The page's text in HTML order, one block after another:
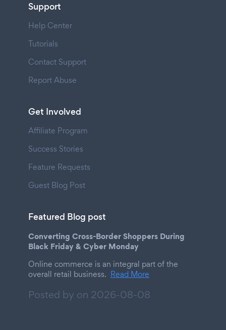
Support
Help Center
Tutorials
Contact Support
Report Abuse
Get Involved
Affiliate Program
Success Stories
Feature Requests
Guest Blog Post
Featured Blog post
Converting Cross-Border Shoppers During
Black Friday & Cyber Monday
Online commerce is an integral part of the
overall retail business. Read More
Posted by on 2026-08-08